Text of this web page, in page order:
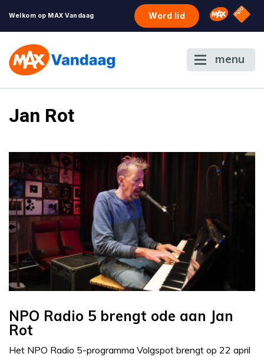
Welkom op MAX Vandaag Word lid Omroep
NPO
menu
Jan Rot
NPO Radio 5 brengt ode aan Jan
Rot
Het NPO Radio 5-programma Volgspot brengt op 22 april